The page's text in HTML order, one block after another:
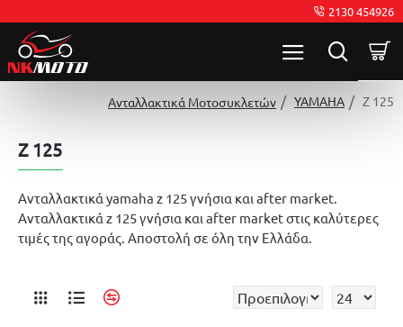
2130 454926
Ανταλλακτικά Μοτοσυκλετών YAMAHA Z 125
Z 125
Ανταλλακτικά yamaha z 125 γνήσια και after market.
Ανταλλακτικά z 125 γνήσια και after market στις καλύτερες
τιμές της αγοράς. Αποστολή σε όλη την Ελλάδα.